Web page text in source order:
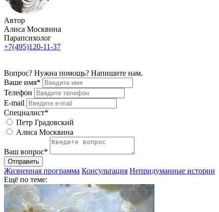
Автор
Алиса Москвина
Парапсихолог
+7(495)120-11-37
Вопрос? Нужна помощь? Напишите нам.
Ваше имя*
Телефон
E-mail
Специалист*
Петр Градовский
Алиса Москвина
Ваш вопрос*
Отправить
Жизненная программа Консультация Непридуманные истории
Ещё по теме: